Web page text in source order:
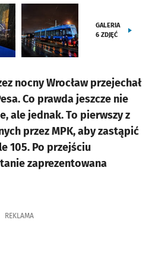
GALERIA
6 ZDJĘĆ
nocny Wrocław przejechał
Co prawda jeszcze nie
ale jednak. To pierwszy z
przez MPK, aby zastąpić
105. Po przejściu
zaprezentowana
REKLAMA